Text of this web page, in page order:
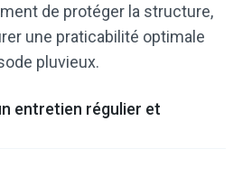
de protéger la structure,
une praticabilité optimale
pluvieux.
entretien régulier et